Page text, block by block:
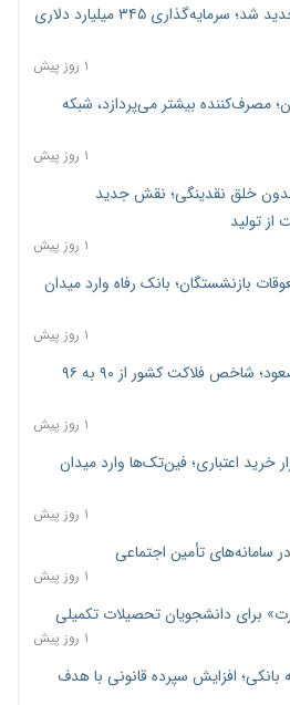
جنگ کریدورها وارد فاز جدید شد؛ سرمایه‌گذاری ۳۴۵ میلیارد دلاری
۱ روز پیش
مصرف‌کننده بیشتر می‌پردازد، شبکه
۱ روز پیش
خلق نقدینگی؛ نقش جدید
تولید
۱ روز پیش
۸۰ همت معوقات بازنشستگان؛ بانک رفاه وارد میدان
۱ روز پیش
فشار اقتصادی در مسیر صعود؛ شاخص فلاکت کشور از ۹۰ به ۹۶
۱ روز پیش
بازار خرید اعتباری؛ فین‌تک‌ها وارد میدان
۱ روز پیش
۱ روز پیش
برای دانشجویان تحصیلات تکمیلی
۱ روز پیش
افزایش سپرده قانونی با هدف